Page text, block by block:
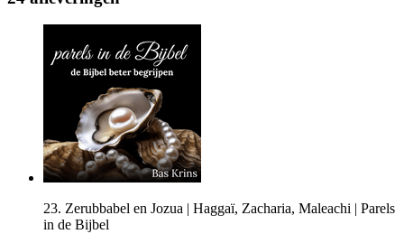
23. Zerubbabel en Jozua | Haggaï, Zacharia, Maleachi | Parels
in de Bijbel